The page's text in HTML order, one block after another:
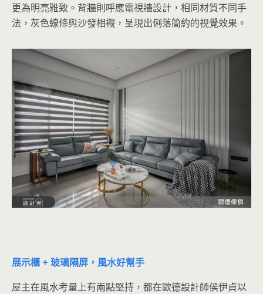
更為明亮雅致。背牆則呼應電視牆設計，相同材質不同手
法，灰色線條與沙發相襯，呈現出俐落簡約的視覺效果。
展示櫃 + 玻璃隔屏，風水好幫手
屋主在風水考量上有兩點堅持，都在歐德設計師侯伊貞以